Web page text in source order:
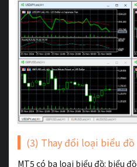
(3) Thay đổi loại biểu đồ
MT5 có ba loại biểu đồ: biểu